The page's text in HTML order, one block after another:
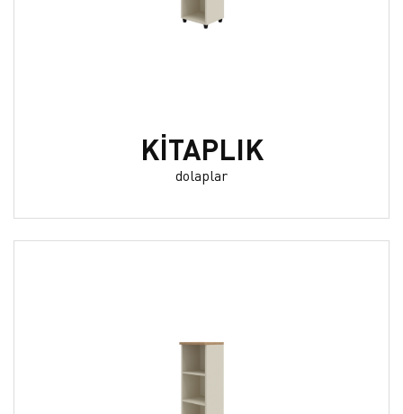
KİTAPLIK
dolaplar